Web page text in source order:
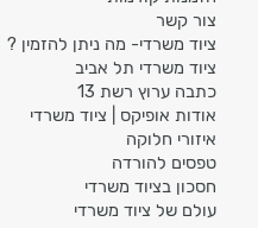
צור קשר
ציוד משרדי- מה ניתן להזמין ?
ציוד משרדי תל אביב
כתבה ערוץ רשת 13
אודות אופיקס | ציוד משרדי
איזורי חלוקה
טפסים להורדה
חסכון בציוד משרדי
עולם של ציוד משרדי